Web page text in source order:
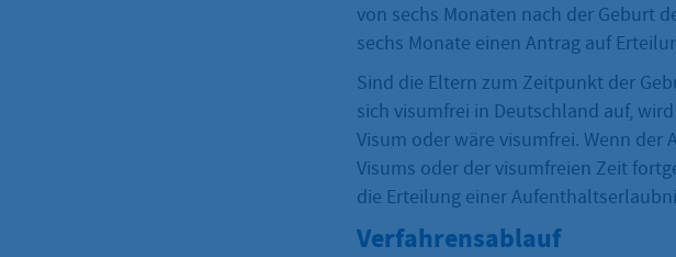
von sechs Monaten nach der Geburt
sechs Monate einen Antrag auf
Sind die Eltern zum Zeitpunkt der
sich visumfrei in Deutschland auf,
Visum oder wäre visumfrei. Wenn
Visums oder der visumfreien Zeit
die Erteilung einer
Verfahrensablauf